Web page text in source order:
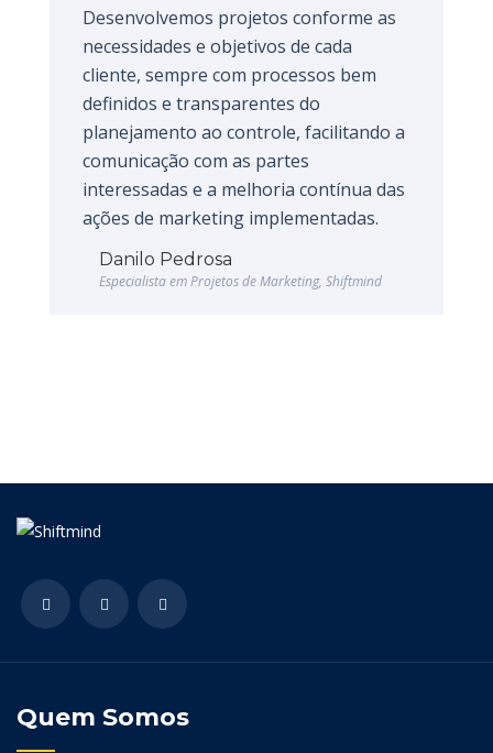
Desenvolvemos projetos conforme as
necessidades e objetivos de cada
cliente, sempre com processos bem
definidos e transparentes do
planejamento ao controle, facilitando a
comunicação com as partes
interessadas e a melhoria contínua das
ações de marketing implementadas.
Danilo Pedrosa
Especialista em Projetos de Marketing, Shiftmind
Quem Somos